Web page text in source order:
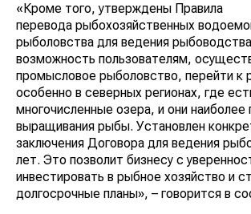
«Кроме того, утверждены Правила
перевода рыбохозяйственных
рыболовства для ведения
возможность пользователям,
промысловое рыболовство, перейти к
особенно в северных регионах, где
многочисленные озера, и они
выращивания рыбы. Установлен
заключения Договора для ведения
лет. Это позволит бизнесу с
инвестировать в рыбное хозяйство и
долгосрочные планы», – говорится в